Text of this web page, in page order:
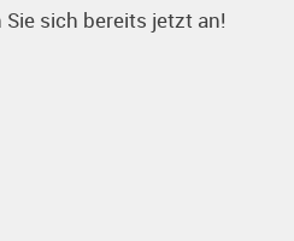
sich bereits jetzt an!